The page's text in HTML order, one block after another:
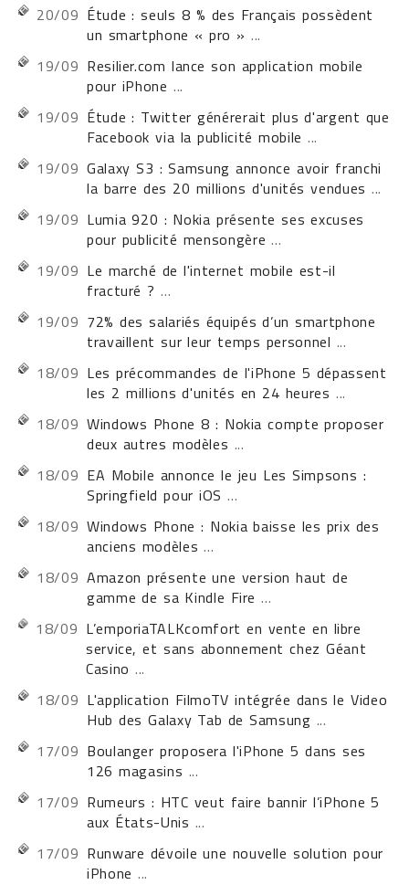
20/09 Étude : seuls 8 % des Français possèdent
un smartphone « pro » ...
19/09 Resilier.com lance son application mobile
pour iPhone ...
19/09 Étude : Twitter générerait plus d'argent que
Facebook via la publicité mobile ...
19/09 Galaxy S3 : Samsung annonce avoir franchi
la barre des 20 millions d'unités vendues ...
19/09 Lumia 920 : Nokia présente ses excuses
pour publicité mensongère ...
19/09 Le marché de l'internet mobile est-il
fracturé ? ...
19/09 72% des salariés équipés d’un smartphone
travaillent sur leur temps personnel ...
18/09 Les précommandes de l'iPhone 5 dépassent
les 2 millions d'unités en 24 heures ...
18/09 Windows Phone 8 : Nokia compte proposer
deux autres modèles ...
18/09 EA Mobile annonce le jeu Les Simpsons :
Springfield pour iOS ...
18/09 Windows Phone : Nokia baisse les prix des
anciens modèles ...
18/09 Amazon présente une version haut de
gamme de sa Kindle Fire ...
18/09 L’emporiaTALKcomfort en vente en libre
service, et sans abonnement chez Géant
Casino ...
18/09 L'application FilmoTV intégrée dans le Video
Hub des Galaxy Tab de Samsung ...
17/09 Boulanger proposera l'iPhone 5 dans ses
126 magasins ...
17/09 Rumeurs : HTC veut faire bannir l’iPhone 5
aux États-Unis ...
17/09 Runware dévoile une nouvelle solution pour
iPhone ...